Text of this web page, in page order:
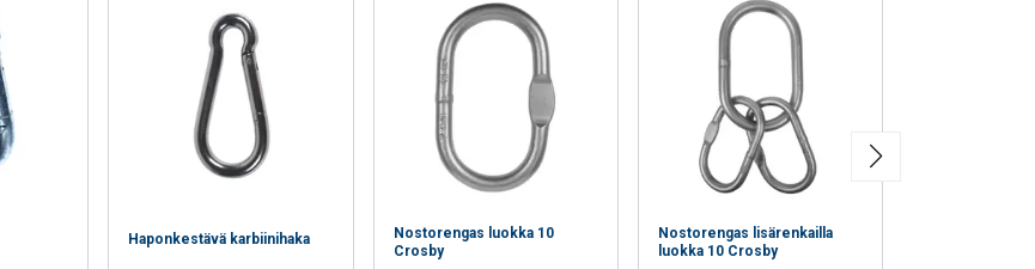
Haponkestävä karbiinihaka
Nostorengas luokka 10
Crosby
Nostorengas lisärenkailla
luokka 10 Crosby